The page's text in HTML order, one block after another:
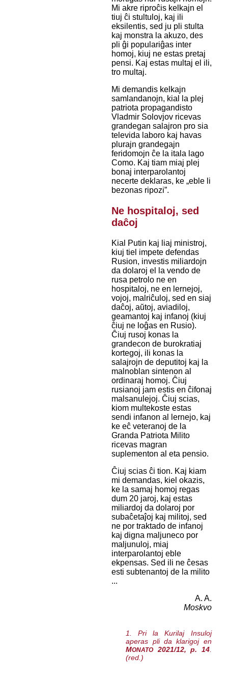
Mi akre riproĉis kelkajn el
tiuj ĉi stultuloj, kaj ili
eksilentis, sed ju pli stulta
kaj monstra la akuzo, des
pli ĝi populariĝas inter
homoj, kiuj ne estas pretaj
pensi. Kaj estas multaj el ili,
tro multaj.
Mi demandis kelkajn
samlandanojn, kial la plej
patriota propagandisto
Vladmir Solovjov ricevas
grandegan salajron pro sia
televida laboro kaj havas
plurajn grandegajn
feridomojn ĉe la itala lago
Como. Kaj tiam miaj plej
bonaj interparolantoj
necerte deklaras, ke „eble li
bezonas ripozi”.
Ne hospitaloj, sed
daĉoj
Kial Putin kaj liaj ministroj,
kiuj tiel impete defendas
Rusion, investis miliardojn
da dolaroj el la vendo de
rusa petrolo ne en
hospitaloj, ne en lernejoj,
vojoj, malriĉuloj, sed en siaj
daĉoj, aŭtoj, aviadiloj,
geamantoj kaj infanoj (kiuj
ĉiuj ne loĝas en Rusio).
Ĉiuj rusoj konas la
grandecon de burokratiaj
kortegoj, ili konas la
salajrojn de deputitoj kaj la
malnoblan sintenon al
ordinaraj homoj. Ĉiuj
rusianoj jam estis en ĉifonaj
malsanulejoj. Ĉiuj scias,
kiom multekoste estas
sendi infanon al lernejo, kaj
ke eĉ veteranoj de la
Granda Patriota Milito
ricevas magran
suplementon al eta pensio.
Ĉiuj scias ĉi tion. Kaj kiam
mi demandas, kiel okazis,
ke la samaj homoj regas
dum 20 jaroj, kaj estas
miliardoj da dolaroj por
subaĉetaĵoj kaj militoj, sed
ne por traktado de infanoj
kaj digna maljuneco por
maljunuloj, miaj
interparolantoj eble
ekpensas. Sed ili ne ĉesas
esti subtenantoj de la milito
...
A. A.
Moskvo
1. Pri la Kurilaj Insuloj
aperas pli da klarigoj en
MONATO2021/12, p. 14.
(red.)